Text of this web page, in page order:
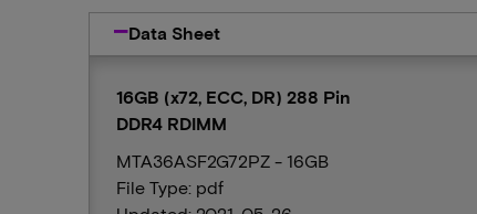
Data Sheet
16GB (x72, ECC, DR) 288 Pin
DDR4 RDIMM
MTA36ASF2G72PZ - 16GB
File Type: pdf